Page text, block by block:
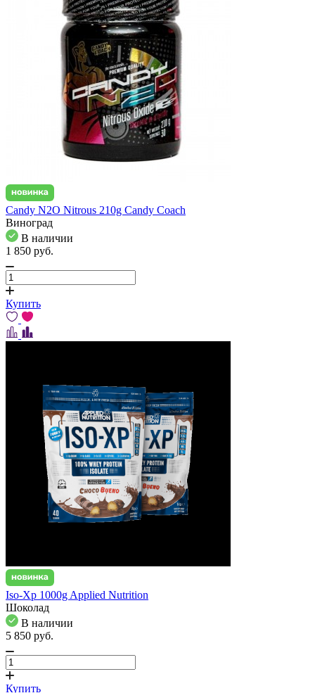
Candy N2O Nitrous 210g Candy Coach
Виноград
В наличии
1 850 pуб.
Купить
Iso-Xp 1000g Applied Nutrition
Шоколад
В наличии
5 850 pуб.
Купить